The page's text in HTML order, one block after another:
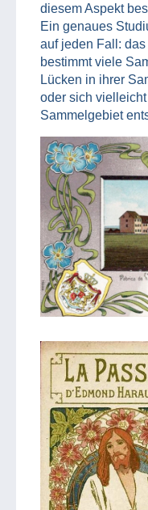
diesem Aspekt
Ein genaues
auf jeden Fall:
bestimmt viele
Lücken in ihrer
oder sich
Sammelgebiet